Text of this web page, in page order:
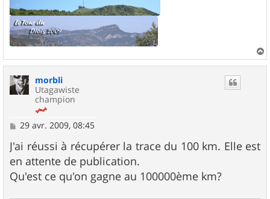
a
morbli
Utagawiste
champion
M
s
s
a
g
e
29 avr. 2009, 08:45
J'ai réussi à récupérer la trace du 100 km. Elle est
en attente de publication.
Qu'est ce qu'on gagne au 100000ème km?